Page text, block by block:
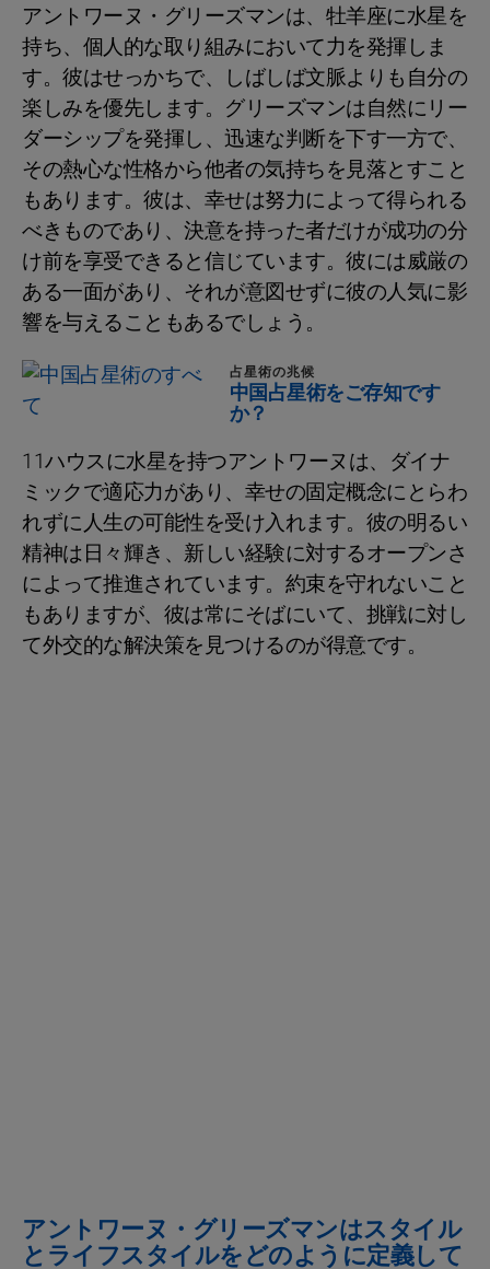
アントワーヌ・グリーズマンは、牡羊座に水星を
持ち、個人的な取り組みにおいて力を発揮しま
す。彼はせっかちで、しばしば文脈よりも自分の
楽しみを優先します。グリーズマンは自然にリー
ダーシップを発揮し、迅速な判断を下す一方で、
その熱心な性格から他者の気持ちを見落とすこと
もあります。彼は、幸せは努力によって得られる
べきものであり、決意を持った者だけが成功の分
け前を享受できると信じています。彼には威厳の
ある一面があり、それが意図せずに彼の人気に影
響を与えることもあるでしょう。
占星術の兆候
中国占星術をご存知です
か？
11ハウスに水星を持つアントワーヌは、ダイナ
ミックで適応力があり、幸せの固定概念にとらわ
れずに人生の可能性を受け入れます。彼の明るい
精神は日々輝き、新しい経験に対するオープンさ
によって推進されています。約束を守れないこと
もありますが、彼は常にそばにいて、挑戦に対し
て外交的な解決策を見つけるのが得意です。
アントワーヌ・グリーズマンはスタイル
とライフスタイルをどのように定義して